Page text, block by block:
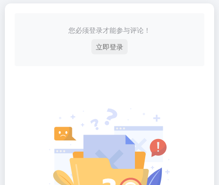
您必须登录才能参与评论！
立即登录